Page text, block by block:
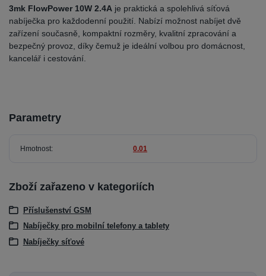
3mk FlowPower 10W 2.4A je praktická a spolehlivá síťová
nabíječka pro každodenní použití. Nabízí možnost nabíjet dvě
zařízení současně, kompaktní rozměry, kvalitní zpracování a
bezpečný provoz, díky čemuž je ideální volbou pro domácnost,
kancelář i cestování.
Parametry
Hmotnost 0.01
Zboží zařazeno v kategoriích
Příslušenství GSM
Nabíječky pro mobilní telefony a tablety
Nabíječky síťové